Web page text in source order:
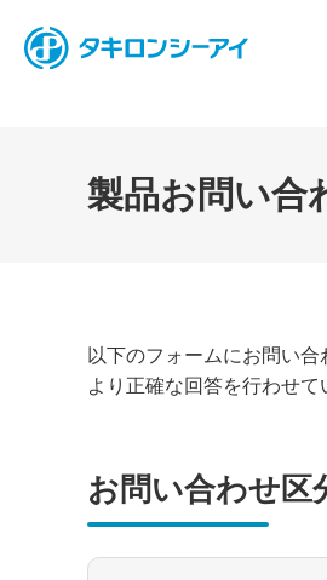
製品お問い合
以下のフォームにお問い
より正確な回答を行わせ
お問い合わせ区